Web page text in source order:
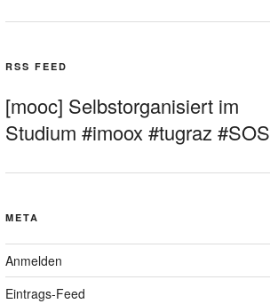
RSS FEED
[mooc] Selbstorganisiert im
Studium #imoox #tugraz #SOS
META
Anmelden
Eintrags-Feed